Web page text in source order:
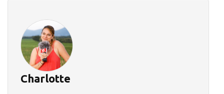
Charlotte